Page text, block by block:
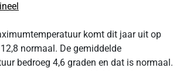
komt dit jaar uit op
normaal. De gemiddelde
bedroeg 4,6 graden en dat is normaal.